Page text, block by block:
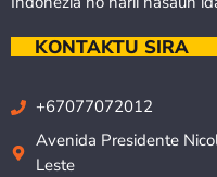
KONTAKTU SIRA
+67077072012
Avenida Presidente
Leste